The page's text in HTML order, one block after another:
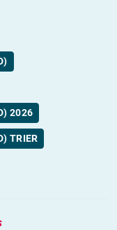
2026
TRIER